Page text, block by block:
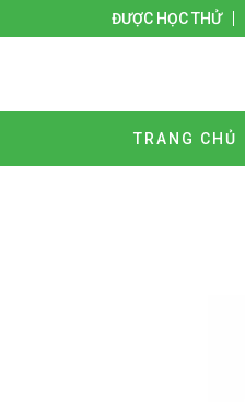
ĐƯỢC HỌC THỬ
TRANG CHỦ